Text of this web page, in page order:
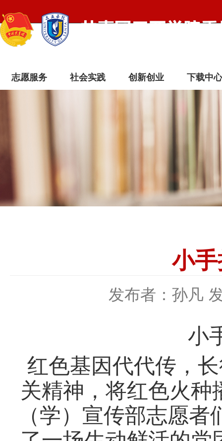
志愿服务 社会实践 创新创业 下载中心
小
发布者：孙凡
小
红色基因代代传，
关精神，将红色火种
（学）宣传部志愿者